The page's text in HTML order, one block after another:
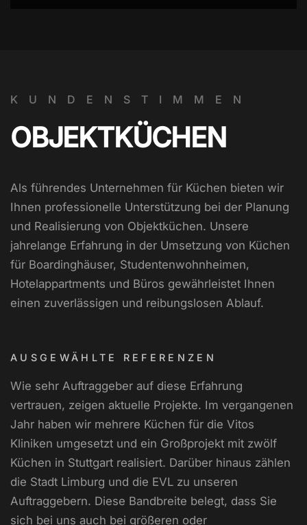
KUNDENSTIMMEN
OBJEKTKÜCHEN
Als führendes Unternehmen für Küchen bieten wir
Ihnen professionelle Unterstützung bei der Planung
und Realisierung von Objektküchen. Unsere
jahrelange Erfahrung in der Umsetzung von Küchen
für Boardinghäuser, Studentenwohnheimen,
Hotelappartments und Büros gewährleistet Ihnen
einen zuverlässigen und reibungslosen Ablauf.
AUSGEWÄHLTE REFERENZEN
Wie sehr Auftraggeber auf diese Erfahrung
vertrauen, zeigen aktuelle Projekte. Im vergangenen
Jahr haben wir mehrere Küchen für die Vitos
Kliniken umgesetzt und ein Großprojekt mit zwölf
Küchen in Stuttgart realisiert. Darüber hinaus zählen
die Stadt Limburg und die EVL zu unseren
Auftraggebern. Diese Bandbreite belegt, dass Sie
sich bei uns auch bei größeren oder